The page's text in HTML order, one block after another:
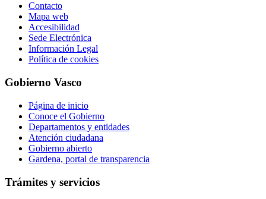
Contacto
Mapa web
Accesibilidad
Sede Electrónica
Información Legal
Política de cookies
Gobierno Vasco
Página de inicio
Conoce el Gobierno
Departamentos y entidades
Atención ciudadana
Gobierno abierto
Gardena, portal de transparencia
Trámites y servicios